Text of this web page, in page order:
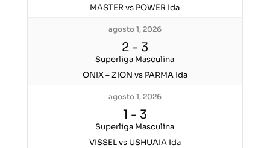
MASTER vs POWER Ida
agosto 1, 2026
2- 3
Superliga Masculina
ONIX – ZION vs PARMA Ida
agosto 1, 2026
1 - 3
Superliga Masculina
VISSEL vs USHUAIA Ida